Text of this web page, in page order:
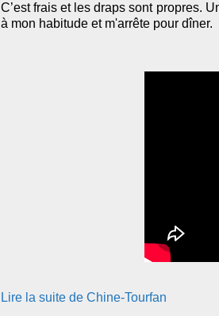
C’est frais et les draps sont propres.
à mon habitude et m'arrête pour dîner.
Lire la suite de Chine-Tourfan